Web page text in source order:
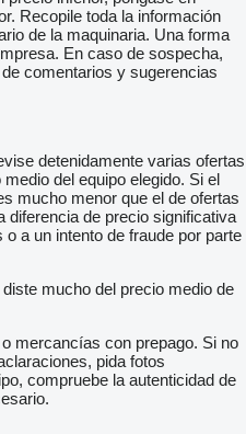
Recopile toda la información
de la maquinaria. Una forma
En caso de sospecha,
comentarios y sugerencias
detenidamente varias ofertas
del equipo elegido. Si el
mucho menor que el de ofertas
de precio significativa
a un intento de fraude por parte
mucho del precio medio de
mercancías con prepago. Si no
pida fotos
compruebe la autenticidad de